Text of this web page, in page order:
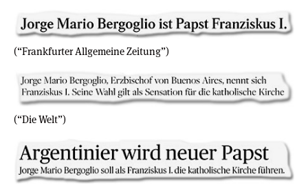
(“Frankfurter Allgemeine Zeitung”)
(“Die Welt”)